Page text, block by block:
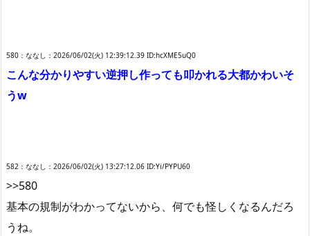
580：ななし：2026/06/02(火) 12:39:12.39 ID:hcXME5uQ0
こんな分かりやすい逆押し作っても叩かれる大都かわいそ
うw
582：ななし：2026/06/02(火) 13:27:12.06 ID:Yi/PYPU60
>>580
基本の規制がわかってないから、何でも怪しくなるんだろ
うね。